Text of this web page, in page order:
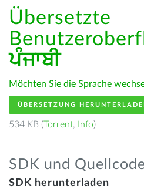
Übersetzte
ਪੰਜਾਬੀ
Möchten Sie die Sprache
ÜBERSETZUNG
534 KB (Torrent, Info)
SDK und
SDK herunterladen